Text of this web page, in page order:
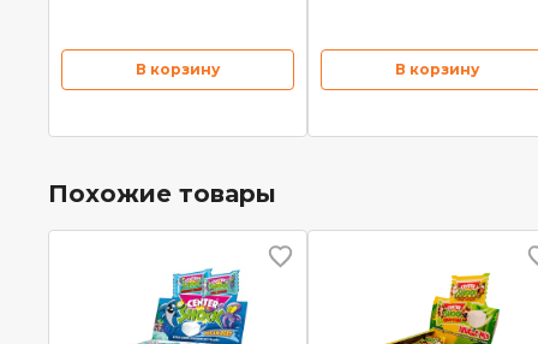
В корзину В корзину
Похожие товары